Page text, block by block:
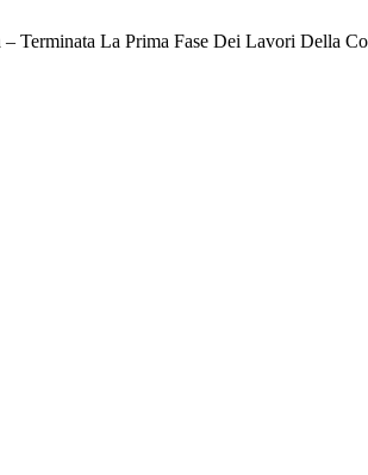
– Terminata La Prima Fase Dei Lavori Della